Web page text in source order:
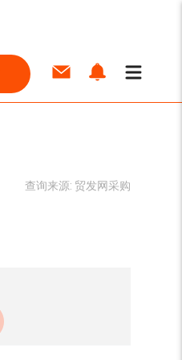
查询来源: 贸发网采购